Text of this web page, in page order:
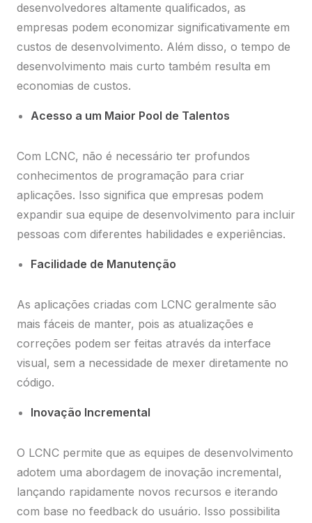
desenvolvedores altamente qualificados, as
empresas podem economizar significativamente em
custos de desenvolvimento. Além disso, o tempo de
desenvolvimento mais curto também resulta em
economias de custos.
Acesso a um Maior Pool de Talentos
Com LCNC, não é necessário ter profundos
conhecimentos de programação para criar
aplicações. Isso significa que empresas podem
expandir sua equipe de desenvolvimento para incluir
pessoas com diferentes habilidades e experiências.
Facilidade de Manutenção
As aplicações criadas com LCNC geralmente são
mais fáceis de manter, pois as atualizações e
correções podem ser feitas através da interface
visual, sem a necessidade de mexer diretamente no
código.
Inovação Incremental
O LCNC permite que as equipes de desenvolvimento
adotem uma abordagem de inovação incremental,
lançando rapidamente novos recursos e iterando
com base no feedback do usuário. Isso possibilita